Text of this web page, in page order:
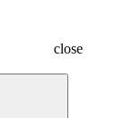
close